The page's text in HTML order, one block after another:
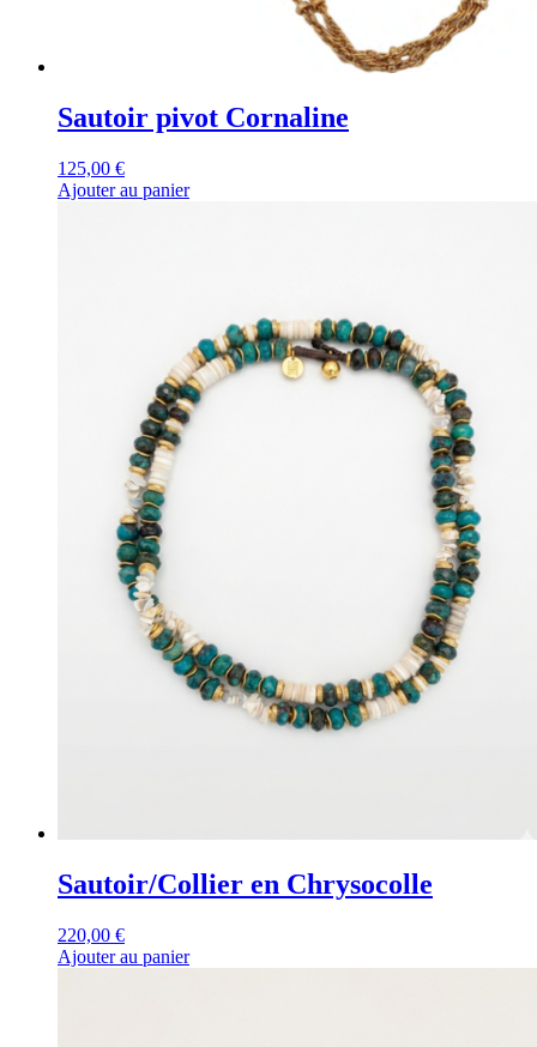
Sautoir pivot Cornaline
125,00 €
Ajouter au panier
Sautoir/Collier en Chrysocolle
220,00 €
Ajouter au panier